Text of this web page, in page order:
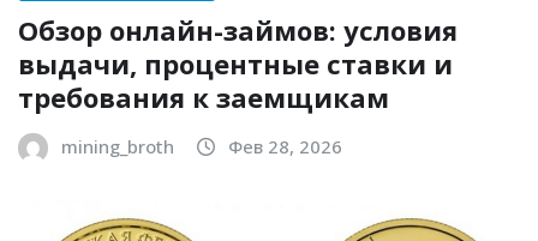
Обзор онлайн-займов: условия
выдачи, процентные ставки и
требования к заемщикам
mining_broth Фев 28, 2026